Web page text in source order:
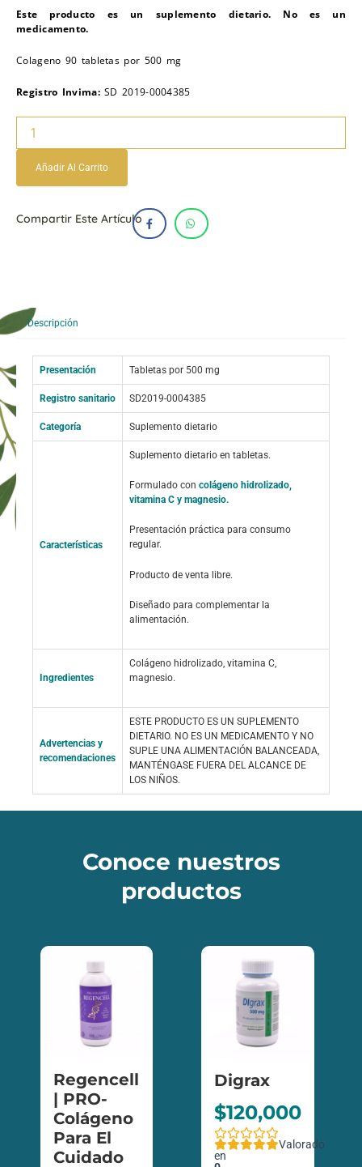
Este producto es un suplemento dietario. No es un
medicamento.
Colageno 90 tabletas por 500 mg
Registro Invima:SD 2019-0004385
hidrolizado
Añadir Al Carrito
Compartir Este Artículo
Descripción
Presentación Tabletas por 500 mg
Registro sanitario SD2019-0004385
Categoría Suplemento dietario
Características
Suplemento dietario en tabletas.
Formulado con colágeno hidrolizado,
vitamina C y magnesio.
Presentación práctica para consumo
regular.
Producto de venta libre.
Diseñado para complementar la
alimentación.
Ingredientes
Colágeno hidrolizado, vitamina C,
magnesio.
Advertencias y
recomendaciones
ESTE PRODUCTO ES UN SUPLEMENTO
DIETARIO. NO ES UN MEDICAMENTO Y NO
SUPLE UNA ALIMENTACIÓN BALANCEADA,
MANTÉNGASE FUERA DEL ALCANCE DE
LOS NIÑOS.
Conoce nuestros
productos
Regencell
| PRO-
Colágeno
Para El
Cuidado
Digrax
$120,000
Valorado
en